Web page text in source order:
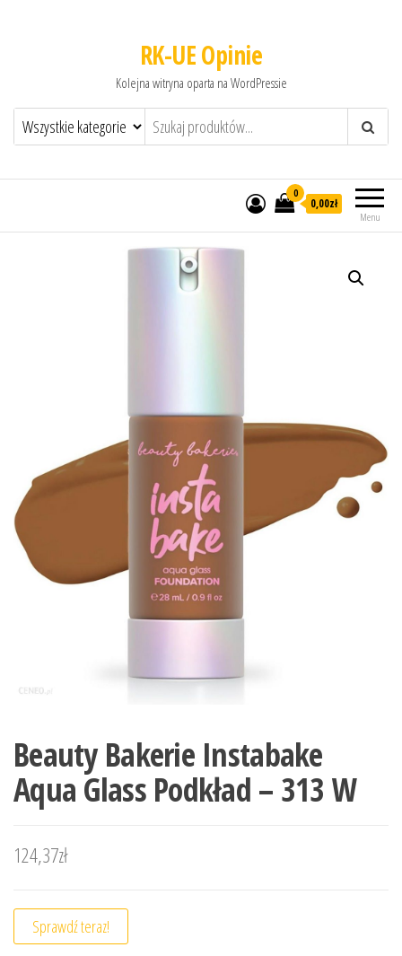
RK-UE Opinie
Kolejna witryna oparta na WordPressie
Menu
0
0,00zł
Beauty Bakerie Instabake
Aqua Glass Podkład – 313 W
124,37zł
Sprawdź teraz!